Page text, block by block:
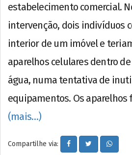
estabelecimento comercial.
intervenção, dois indivíduos
interior de um imóvel e
aparelhos celulares dentro
água, numa tentativa de
equipamentos. Os aparelhos
(mais…)
Compartilhe via: